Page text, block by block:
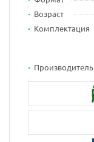
Возраст
Комплектация
Производитель